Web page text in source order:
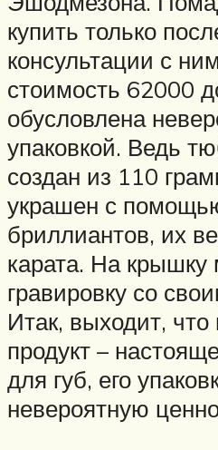
купить только
консультации с
стоимость 62000
обусловлена
упаковкой. Ведь
создан из 110
украшен с
бриллиантов, их
карата. На крышку
гравировку со
Итак, выходит, что
продукт –
для губ, его
невероятную